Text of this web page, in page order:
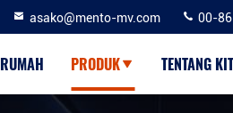
asako@mento-mv.com 00-
RUMAH PRODUK TENTANG